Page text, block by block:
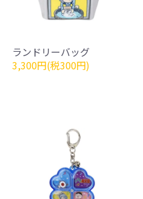
ランドリーバッグ
3,300円(税300円)